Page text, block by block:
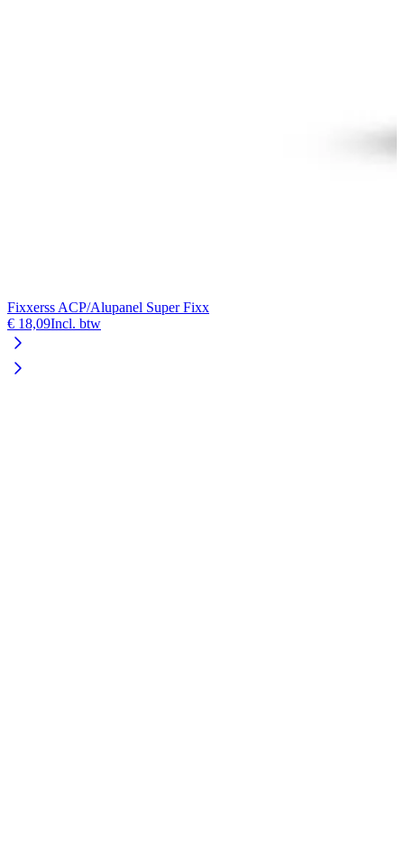
Fixxerss ACP/Alupanel Super Fixx
€ 18,09Incl. btw